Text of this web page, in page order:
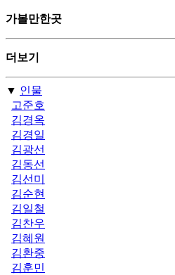
가볼만한곳
더보기
▼ 인물
고준호
김경옥
김경일
김광선
김동선
김선미
김순현
김일철
김찬우
김혜원
김환중
김훈민